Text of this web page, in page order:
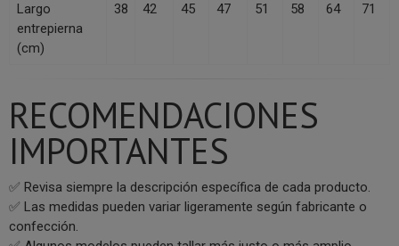
Largo
entrepierna
(cm)
38 42 45 47 51 58 64 71
RECOMENDACIONES
IMPORTANTES
✅ Revisa siempre la descripción específica de cada producto.
✅ Las medidas pueden variar ligeramente según fabricante o
confección.